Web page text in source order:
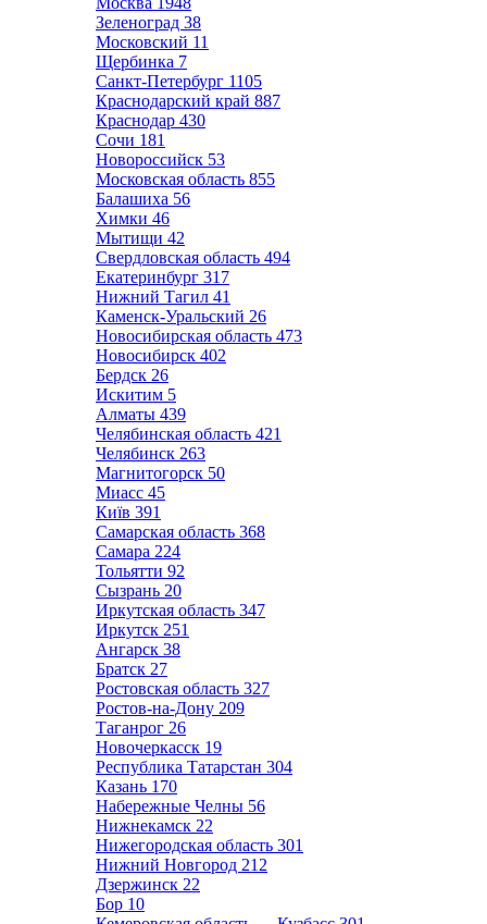
Зеленоград 38
Московский 11
Щербинка 7
Санкт-Петербург 1105
Краснодарский край 887
Краснодар 430
Сочи 181
Новороссийск 53
Московская область 855
Балашиха 56
Химки 46
Мытищи 42
Свердловская область 494
Екатеринбург 317
Нижний Тагил 41
Каменск-Уральский 26
Новосибирская область 473
Новосибирск 402
Бердск 26
Искитим 5
Алматы 439
Челябинская область 421
Челябинск 263
Магнитогорск 50
Миасс 45
Київ 391
Самарская область 368
Самара 224
Тольятти 92
Сызрань 20
Иркутская область 347
Иркутск 251
Ангарск 38
Братск 27
Ростовская область 327
Ростов-на-Дону 209
Таганрог 26
Новочеркасск 19
Республика Татарстан 304
Казань 170
Набережные Челны 56
Нижнекамск 22
Нижегородская область 301
Нижний Новгород 212
Дзержинск 22
Бор 10